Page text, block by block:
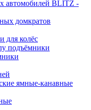
автомобилей BLITZ -
домкратов
для колёс
подъёмники
ямные-канавные